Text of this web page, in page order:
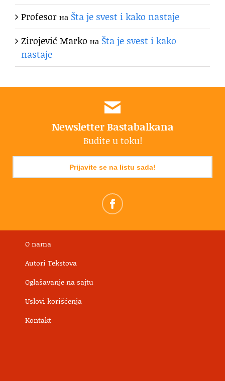
Profesorна Šta je svest i kako nastaje
Zirojević Marko на Šta je svest i kako
nastaje
Newsletter Bastabalkana
Budite u toku!
Prijavite se na listu sada!
O nama
Autori Tekstova
Oglašavanje na sajtu
Uslovi korišćenja
Kontakt